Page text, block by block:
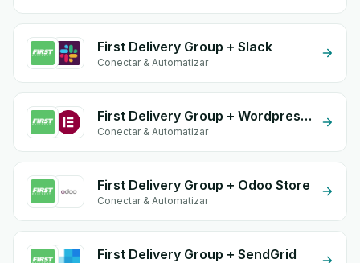
First Delivery Group + Slack
Conectar & Automatizar
First Delivery Group + Wordpress Elementor
Conectar & Automatizar
First Delivery Group + Odoo Store
Conectar & Automatizar
First Delivery Group + SendGrid